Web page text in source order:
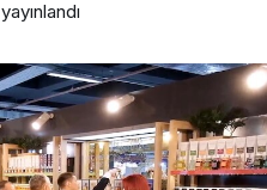
yayınlandı